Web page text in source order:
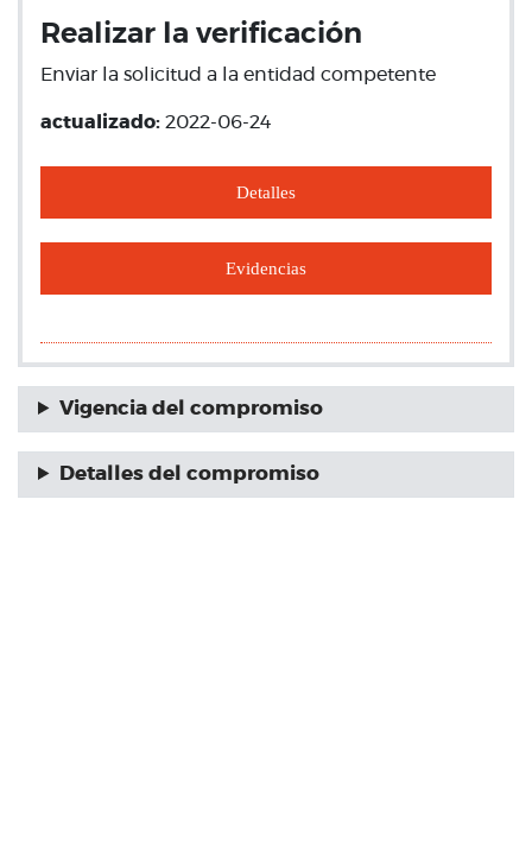
Realizar la verificación
Enviar la solicitud a la entidad competente
actualizado: 2022-06-24
Detalles
Evidencias
Vigencia del compromiso
Detalles del compromiso